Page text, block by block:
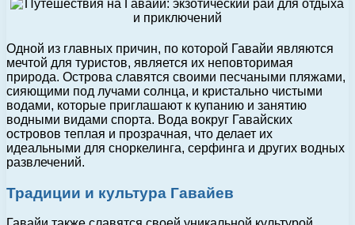
Одной из главных причин, по которой Гавайи являются
мечтой для туристов, является их неповторимая
природа. Острова славятся своими песчаными пляжами,
сияющими под лучами солнца, и кристально чистыми
водами, которые приглашают к купанию и занятию
водными видами спорта. Вода вокруг Гавайских
островов теплая и прозрачная, что делает их
идеальными для сноркелинга, серфинга и других водных
развлечений.
Традиции и культура Гавайев